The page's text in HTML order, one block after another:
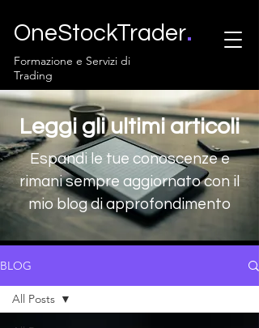
OneStockTrader.
Formazione e Servizi di
Trading
Leggi gli ultimi articoli
Espandi le tue conoscenze e
rimani sempre aggiornato con il
mio blog di approfondimento
BLOG
All Posts